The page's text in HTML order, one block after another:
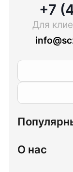
+7
Для
О нас